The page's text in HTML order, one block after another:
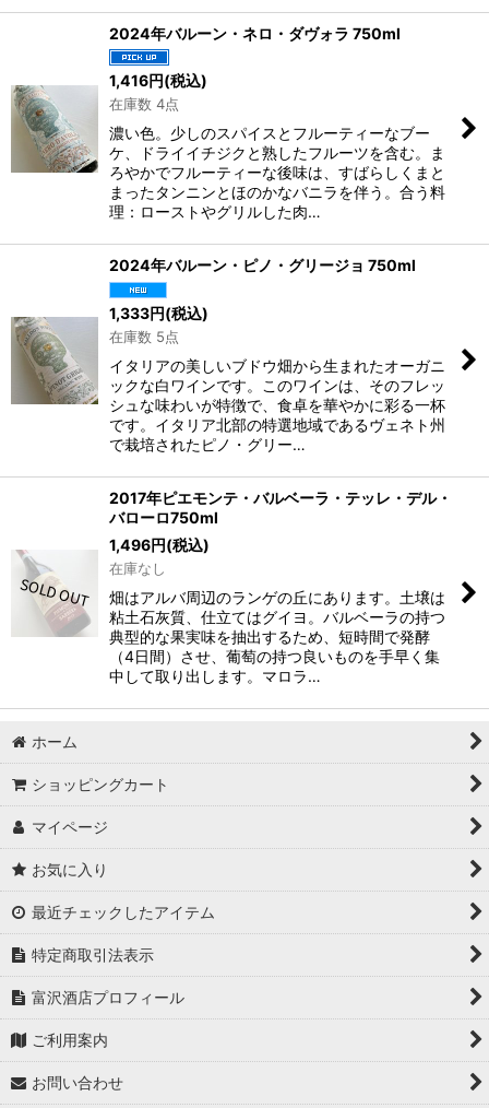
2024年バルーン・ネロ・ダヴォラ 750ml
1,416円(税込)
在庫数 4点
濃い色。少しのスパイスとフルーティーなブー
ケ、ドライイチジクと熟したフルーツを含む。ま
ろやかでフルーティーな後味は、すばらしくまと
まったタンニンとほのかなバニラを伴う。合う料
理：ローストやグリルした肉…
2024年バルーン・ピノ・グリージョ 750ml
1,333円(税込)
在庫数 5点
イタリアの美しいブドウ畑から生まれたオーガニ
ックな白ワインです。このワインは、そのフレッ
シュな味わいが特徴で、食卓を華やかに彩る一杯
です。イタリア北部の特選地域であるヴェネト州
で栽培されたピノ・グリー…
2017年ピエモンテ・バルベーラ・テッレ・デル・
バローロ750ml
1,496円(税込)
在庫なし
畑はアルバ周辺のランゲの丘にあります。土壌は
粘土石灰質、仕立てはグイヨ。バルベーラの持つ
典型的な果実味を抽出するため、短時間で発酵
（4日間）させ、葡萄の持つ良いものを手早く集
中して取り出します。マロラ…
ホーム
ショッピングカート
マイページ
お気に入り
最近チェックしたアイテム
特定商取引法表示
富沢酒店プロフィール
ご利用案内
お問い合わせ